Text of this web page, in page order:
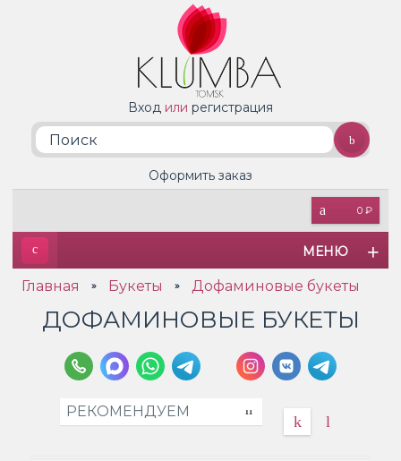
Вход или регистрация
0 ₽
Оформить заказ
МЕНЮ
Главная » Букеты » Дофаминовые букеты
ДОФАМИНОВЫЕ БУКЕТЫ